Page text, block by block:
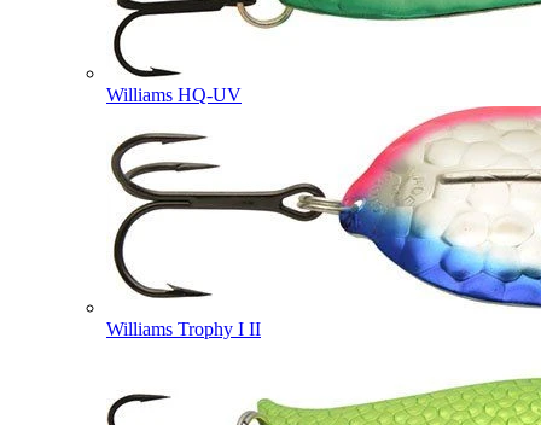
Williams HQ-UV
Williams Trophy I II